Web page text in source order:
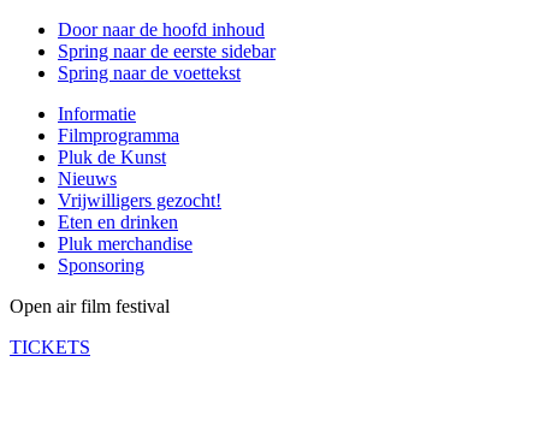
Door naar de hoofd inhoud
Spring naar de eerste sidebar
Spring naar de voettekst
Informatie
Filmprogramma
Pluk de Kunst
Nieuws
Vrijwilligers gezocht!
Eten en drinken
Pluk merchandise
Sponsoring
Open air film festival
TICKETS